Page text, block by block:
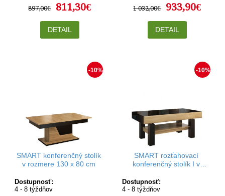
897,00€ 811,30€
DETAIL
1 032,00€ 933,90€
DETAIL
-10%
SMART konferenčný stolík
v rozmere 130 x 80 cm
Dostupnosť:
4 - 8 týždňov
-10%
SMART rozťahovací
konferenčný stolík I v
Dostupnosť:
4 - 8 týždňov